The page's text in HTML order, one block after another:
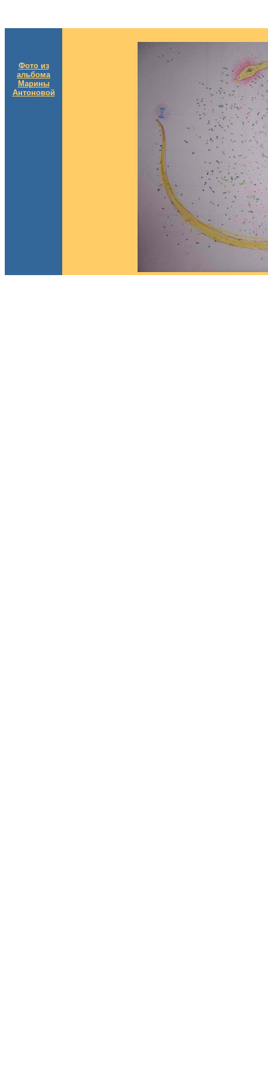
Фото из
альбома
Марины
Антоновой